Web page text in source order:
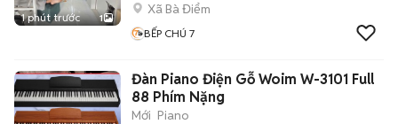
1 phút trước 1
Xã Bà Điểm
BẾP CHÚ 7
Đàn Piano Điện Gỗ Woim W-3101 Full
88 Phím Nặng
Mới Piano